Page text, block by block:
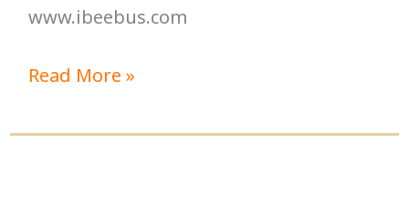
www.ibeebus.com
Read More »